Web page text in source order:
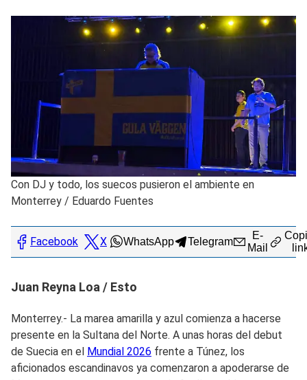
Con DJ y todo, los suecos pusieron el ambiente en
Monterrey / Eduardo Fuentes
Facebook X WhatsApp Telegram
E-
Mail
Juan Reyna Loa / Esto
Monterrey.- La marea amarilla y azul comienza a hacerse
presente en la Sultana del Norte. A unas horas del debut
de Suecia en el Mundial 2026 frente a Túnez, los
aficionados escandinavos ya comenzaron a apoderarse de